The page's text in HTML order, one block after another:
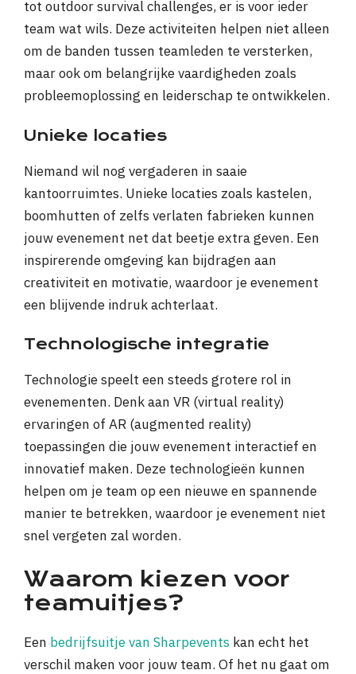
tot outdoor survival challenges, er is voor ieder
team wat wils. Deze activiteiten helpen niet alleen
om de banden tussen teamleden te versterken,
maar ook om belangrijke vaardigheden zoals
probleemoplossing en leiderschap te ontwikkelen.
Unieke locaties
Niemand wil nog vergaderen in saaie
kantoorruimtes. Unieke locaties zoals kastelen,
boomhutten of zelfs verlaten fabrieken kunnen
jouw evenement net dat beetje extra geven. Een
inspirerende omgeving kan bijdragen aan
creativiteit en motivatie, waardoor je evenement
een blijvende indruk achterlaat.
Technologische integratie
Technologie speelt een steeds grotere rol in
evenementen. Denk aan VR (virtual reality)
ervaringen of AR (augmented reality)
toepassingen die jouw evenement interactief en
innovatief maken. Deze technologieën kunnen
helpen om je team op een nieuwe en spannende
manier te betrekken, waardoor je evenement niet
snel vergeten zal worden.
Waarom kiezen voor
teamuitjes?
Een bedrijfsuitje van Sharpevents kan echt het
verschil maken voor jouw team. Of het nu gaat om